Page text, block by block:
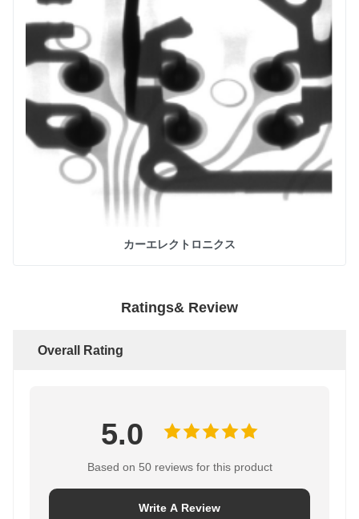
カーエレクトロニクス
Ratings& Review
Overall Rating
5.0
Based on 50 reviews for this product
Write A Review